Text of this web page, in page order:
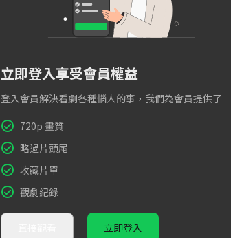
立即登入享受會員權益
登入會員解決看劇各種惱人的事，我們為會員提供了
720p 畫質
略過片頭尾
收藏片單
觀劇紀錄
立即登入